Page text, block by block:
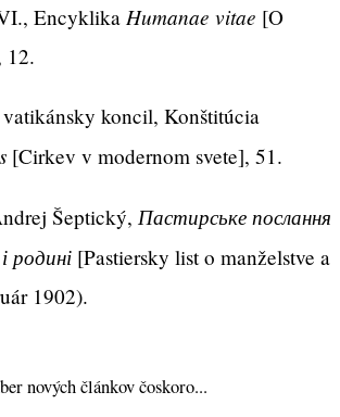
Encyklika Humanae vitae [O
12.
koncil, Konštitúcia
[Cirkev v modernom svete], 51.
Šeptický, Пастирське послання
родині [Pastiersky list o manželstve a
1902).
nových článkov čoskoro...